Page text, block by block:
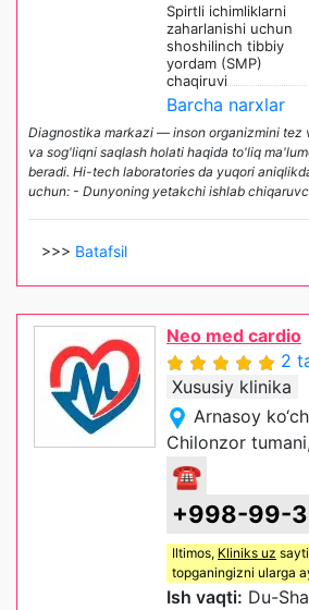
Spirtli ichimliklarni
zaharlanishi uchun
shoshilinch tibbiy
yordam (SMP)
chaqiruvi
Barcha narxlar
Diagnostika markazi — inson organizmini tez
va sog'liqni saqlash holati haqida to'liq
beradi. Hi-tech laboratories da yuqori
uchun: - Dunyoning yetakchi ishlab
>>> Batafsil
Neo med cardio
2
Xususiy klinika
Arnasoy
Chilonzor
☎
+998-99-
Iltimos, Kliniks uz
topganingizni ularga
Ish vaqti: Du-